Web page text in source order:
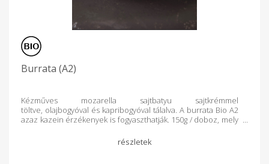
Burrata (A2)
Kézműves mozarella sajtbatyu sajtkrémmel
töltve, olajbogyóval és kapribogyóval tálalva. A burrata Bio A2
azaz kazein érzékenyek is fogyaszthatják. 150g / doboz, mely